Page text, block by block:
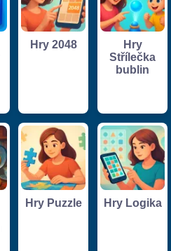
Hry 2048
Hry
Střílečka
bublin
Hry Puzzle Hry Logika